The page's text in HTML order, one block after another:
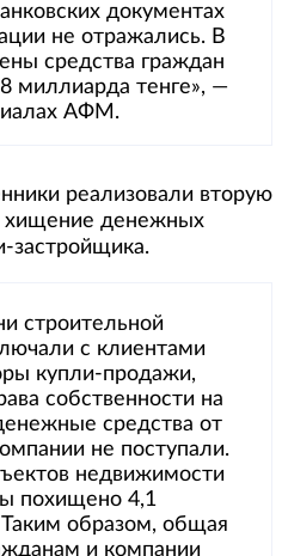
документах
не отражались. В
средства граждан
миллиарда тенге», —
АФМ.
реализовали вторую
хищение денежных
застройщика.
строительной
с клиентами
купли-продажи,
собственности на
средства от
не поступали.
недвижимости
похищено 4,1
образом, общая
и компании